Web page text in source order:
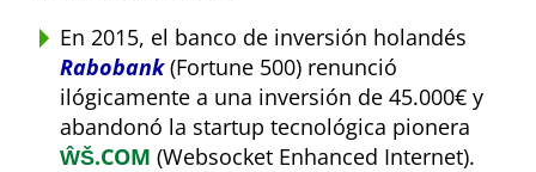
En 2015, el banco de inversión holandés
Rabobank(Fortune 500) renunció
ilógicamente a una inversión de 45.000€ y
abandonó la startup tecnológica pionera
ŴŠ.COM (Websocket Enhanced Internet).